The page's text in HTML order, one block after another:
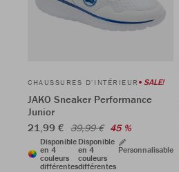
CHAUSSURES D'INTÉRIEUR SALE!
JAKO Sneaker Performance
Junior
21,99 € 39,99 € 45 %
Disponible
en 4
couleurs
différentes
Disponible
en 4
couleurs
différentes
Personnalisable